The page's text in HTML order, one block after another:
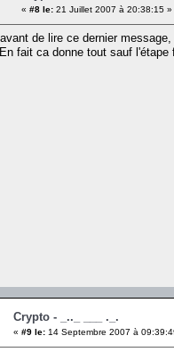
« #8 le: 21 Juillet 2007 à 20:38:15 »
de lire ce dernier
fait ca donne tout sauf
Crypto - _.._ ___ ._.
« #9 le: 14 Septembre 2007 à